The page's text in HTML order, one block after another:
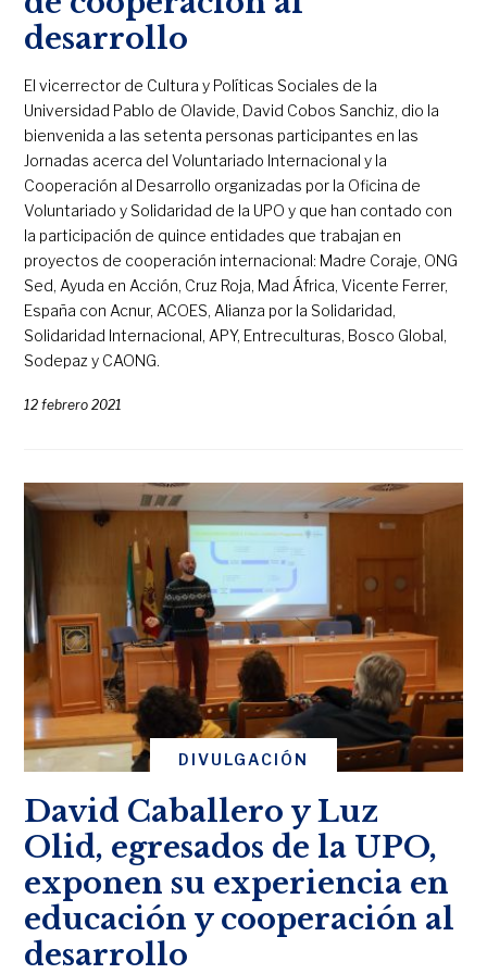
desarrollo
El vicerrector de Cultura y Políticas Sociales de la
Universidad Pablo de Olavide, David Cobos Sanchiz, dio la
bienvenida a las setenta personas participantes en las
Jornadas acerca del Voluntariado Internacional y la
Cooperación al Desarrollo organizadas por la Oficina de
Voluntariado y Solidaridad de la UPO y que han contado con
la participación de quince entidades que trabajan en
proyectos de cooperación internacional: Madre Coraje, ONG
Sed, Ayuda en Acción, Cruz Roja, Mad África, Vicente Ferrer,
España con Acnur, ACOES, Alianza por la Solidaridad,
Solidaridad Internacional, APY, Entreculturas, Bosco Global,
Sodepaz y CAONG.
12 febrero 2021
DIVULGACIÓN
David Caballero y Luz
Olid, egresados de la UPO,
exponen su experiencia en
educación y cooperación al
desarrollo